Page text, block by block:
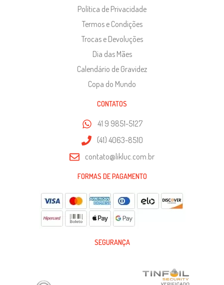
Política de Privacidade
Termos e Condições
Trocas e Devoluções
Dia das Mães
Calendário de Gravidez
Copa do Mundo
CONTATOS
41 9 9851-5127
(41) 4063-8510
contato@likluc.com.br
FORMAS DE PAGAMENTO
SEGURANÇA